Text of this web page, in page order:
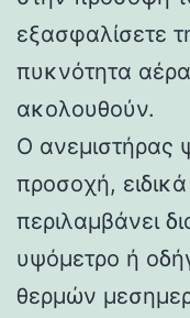
εξασφαλίσετε
πυκνότητα
ακολουθούν.
Ο ανεμιστήρας
προσοχή,
περιλαμβάνει
υψόμετρο ή
θερμών